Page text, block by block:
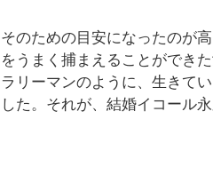
そのための目安になったのが
をうまく捕まえることができ
ラリーマンのように、生きて
した。それが、結婚イコール